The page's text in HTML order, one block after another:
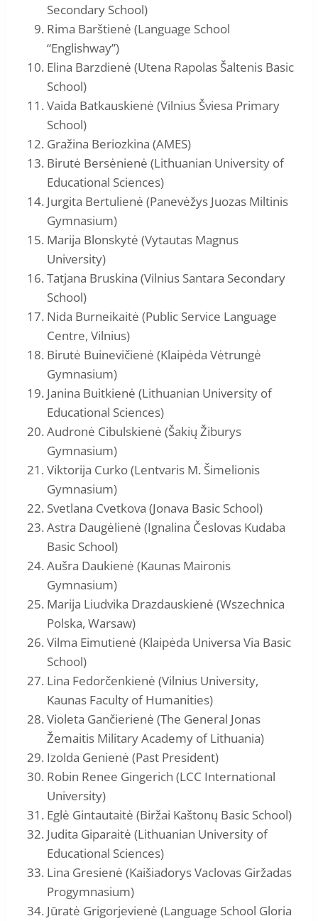
Secondary School)
Rima Barštienė (Language School
“Englishway”)
Elina Barzdienė (Utena Rapolas Šaltenis Basic
School)
Vaida Batkauskienė (Vilnius Šviesa Primary
School)
Gražina Beriozkina (AMES)
Birutė Bersėnienė (Lithuanian University of
Educational Sciences)
Jurgita Bertulienė (Panevėžys Juozas Miltinis
Gymnasium)
Marija Blonskytė (Vytautas Magnus
University)
Tatjana Bruskina (Vilnius Santara Secondary
School)
Nida Burneikaitė (Public Service Language
Centre, Vilnius)
Birutė Buinevičienė (Klaipėda Vėtrungė
Gymnasium)
Janina Buitkienė (Lithuanian University of
Educational Sciences)
Audronė Cibulskienė (Šakių Žiburys
Gymnasium)
Viktorija Curko (Lentvaris M. Šimelionis
Gymnasium)
Svetlana Cvetkova (Jonava Basic School)
Astra Daugėlienė (Ignalina Česlovas Kudaba
Basic School)
Aušra Daukienė (Kaunas Maironis
Gymnasium)
Marija Liudvika Drazdauskienė (Wszechnica
Polska, Warsaw)
Vilma Eimutienė (Klaipėda Universa Via Basic
School)
Lina Fedorčenkienė (Vilnius University,
Kaunas Faculty of Humanities)
Violeta Gančierienė (The General Jonas
Žemaitis Military Academy of Lithuania)
Izolda Genienė (Past President)
Robin Renee Gingerich (LCC International
University)
Eglė Gintautaitė (Biržai Kaštonų Basic School)
Judita Giparaitė (Lithuanian University of
Educational Sciences)
Lina Gresienė (Kaišiadorys Vaclovas Giržadas
Progymnasium)
Jūratė Grigorjevienė (Language School Gloria